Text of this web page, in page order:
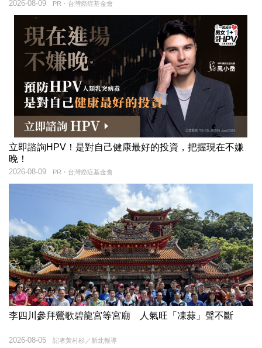
PR・台灣癌症基金會
2026-08-09
立即諮詢HPV！是對自己健康最好的投資，把握現在不嫌
晚！
PR・台灣癌症基金會
2026-08-09
李四川參拜鶯歌碧龍宮等宮廟 人氣旺「凍蒜」聲不斷
記者黃村杉／新北報導
2026-08-05